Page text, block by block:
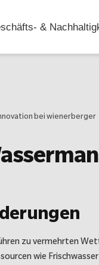
&
bei wienerberger
zu vermehrten
wie